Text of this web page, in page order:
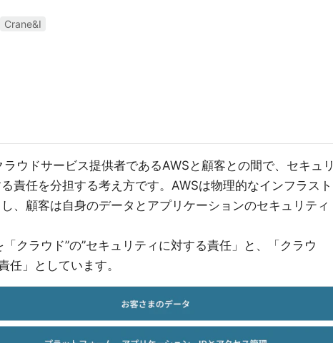
Crane&I
ウドサービス提供者であるAWSと顧客との間で、セキュリ
責任を分担する考え方です。AWSは物理的なインフラスト
、顧客は自身のデータとアプリケーションのセキュリティ
クラウド”の”セキュリティに対する責任」と、「クラウ
任」としています。